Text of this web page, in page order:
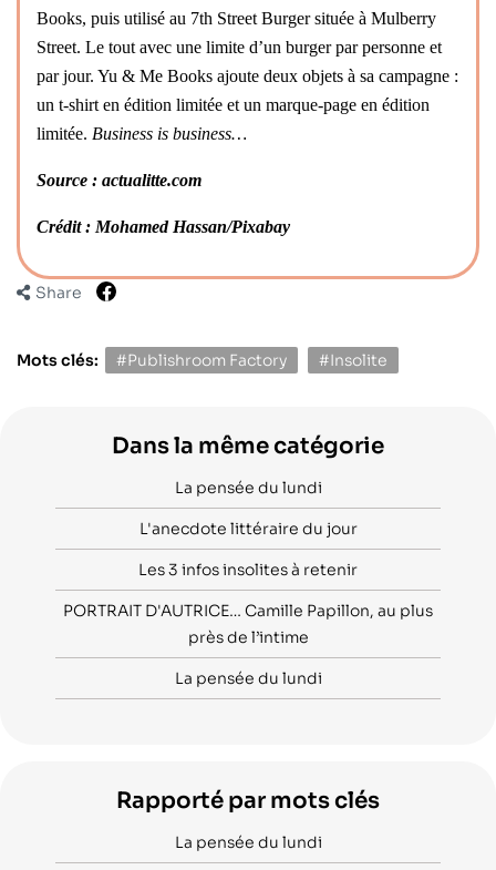
Books, puis utilisé au 7th Street Burger située à Mulberry
Street. Le tout avec une limite d’un burger par personne et
par jour. Yu & Me Books ajoute deux objets à sa campagne :
un t-shirt en édition limitée et un marque-page en édition
limitée. Business is business…
Source : actualitte.com
Crédit : Mohamed Hassan/Pixabay
Share
Mots clés: #Publishroom Factory #Insolite
Dans la même catégorie
La pensée du lundi
L'anecdote littéraire du jour
Les 3 infos insolites à retenir
PORTRAIT D'AUTRICE… Camille Papillon, au plus
près de l’intime
La pensée du lundi
Rapporté par mots clés
La pensée du lundi